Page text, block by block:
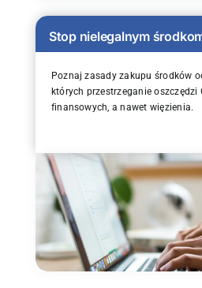
Stop nielegalnym
Poznaj zasady zakupu środków
których przestrzeganie oszczędzi
finansowych, a nawet więzienia.